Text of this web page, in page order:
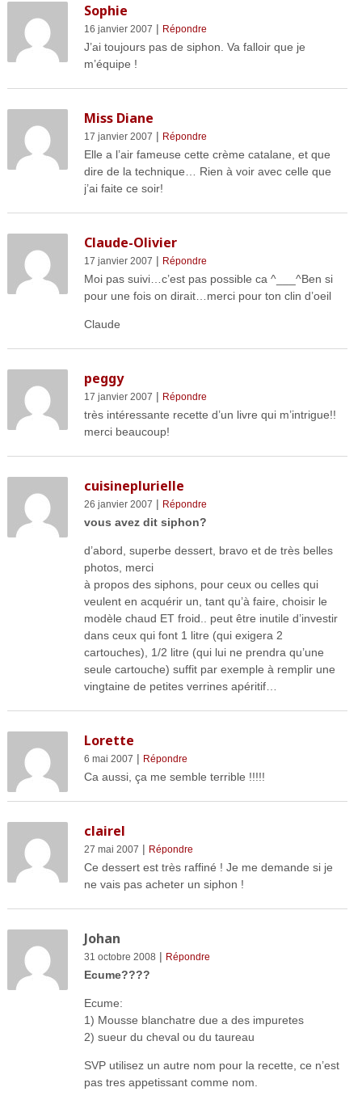
Sophie
16 janvier 2007 | Répondre
J’ai toujours pas de siphon. Va falloir que je
m’équipe !
Miss Diane
17 janvier 2007 | Répondre
Elle a l’air fameuse cette crème catalane, et que
dire de la technique… Rien à voir avec celle que
j’ai faite ce soir!
Claude-Olivier
17 janvier 2007 | Répondre
Moi pas suivi…c’est pas possible ca ^___^Ben si
pour une fois on dirait…merci pour ton clin d’oeil
Claude
peggy
17 janvier 2007 | Répondre
très intéressante recette d’un livre qui m’intrigue!!
merci beaucoup!
cuisineplurielle
26 janvier 2007 | Répondre
vous avez dit siphon?
d’abord, superbe dessert, bravo et de très belles
photos, merci
à propos des siphons, pour ceux ou celles qui
veulent en acquérir un, tant qu’à faire, choisir le
modèle chaud ET froid.. peut être inutile d’investir
dans ceux qui font 1 litre (qui exigera 2
cartouches), 1/2 litre (qui lui ne prendra qu’une
seule cartouche) suffit par exemple à remplir une
vingtaine de petites verrines apéritif…
Lorette
6 mai 2007 | Répondre
Ca aussi, ça me semble terrible !!!!!
clairel
27 mai 2007 | Répondre
Ce dessert est très raffiné ! Je me demande si je
ne vais pas acheter un siphon !
Johan
31 octobre 2008 | Répondre
Ecume????
Ecume:
1) Mousse blanchatre due a des impuretes
2) sueur du cheval ou du taureau
SVP utilisez un autre nom pour la recette, ce n’est
pas tres appetissant comme nom.